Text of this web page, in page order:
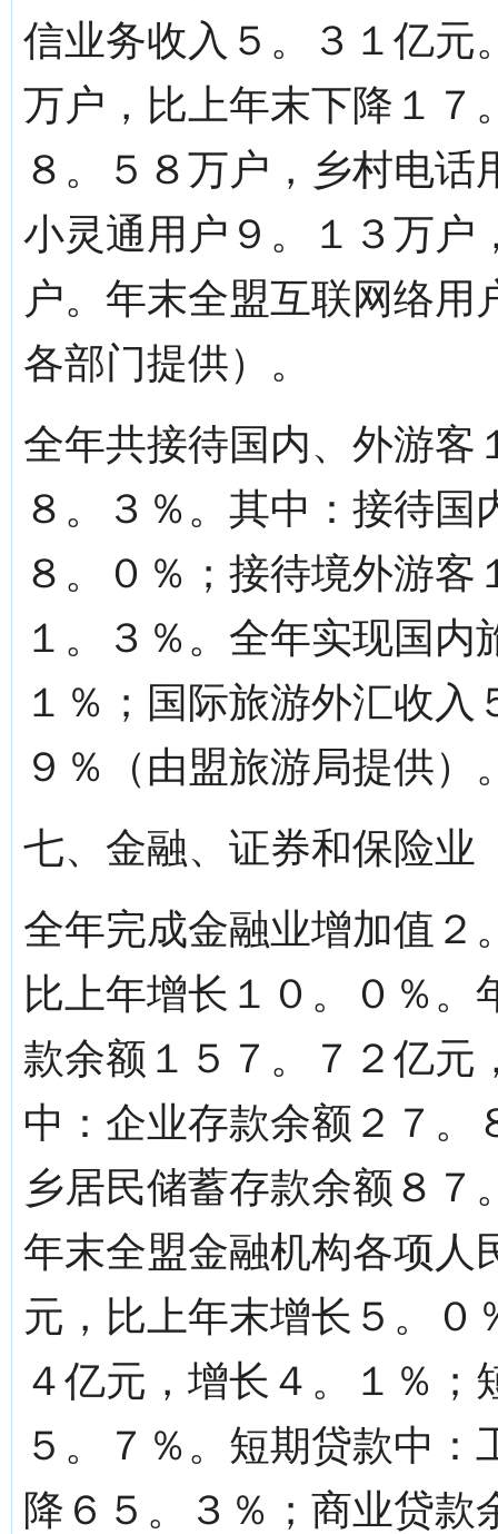
信业务收入５。３１亿元
万户，比上年末下降１７
８。５８万户，乡村电
小灵通用户９。１３万户
户。年末全盟互联网络
各部门提供）。
全年共接待国内、外游客
８。３％。其中：接待
８。０％；接待境外游
１。３％。全年实现国
１％；国际旅游外汇收
９％（由盟旅游局提供）
七、金融、证券和保险业
全年完成金融业增加值２
比上年增长１０。０％
款余额１５７。７２亿元
中：企业存款余额２７。
乡居民储蓄存款余额８
年末全盟金融机构各项人
元，比上年末增长５。０
４亿元，增长４。１％
５。７％。短期贷款中
降６５。３％；商业贷款